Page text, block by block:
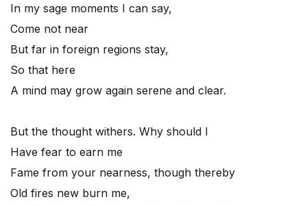
In my sage moments I can say,
Come not near
But far in foreign regions stay,
So that here
A mind may grow again serene and clear.
But the thought withers. Why should I
Have fear to earn me
Fame from your nearness, though thereby
Old fires new burn me,